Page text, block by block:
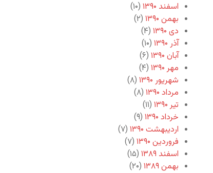
اسفند ۱۳۹۰
(۱۰)
بهمن ۱۳۹۰
(۲)
دی ۱۳۹۰
(۴)
آذر ۱۳۹۰
(۱۰)
آبان ۱۳۹۰
(۶)
مهر ۱۳۹۰
(۴)
شهریور ۱۳۹۰
(۸)
مرداد ۱۳۹۰
(۸)
تیر ۱۳۹۰
(۱۱)
خرداد ۱۳۹۰
(۹)
اردیبهشت ۱۳۹۰
(۷)
فروردین ۱۳۹۰
(۷)
اسفند ۱۳۸۹
(۱۵)
بهمن ۱۳۸۹
(۲۰)